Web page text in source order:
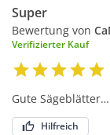
Super
Bewertung von
Verifizierter Kauf
Gute Sägeblätter…
Hilfreich